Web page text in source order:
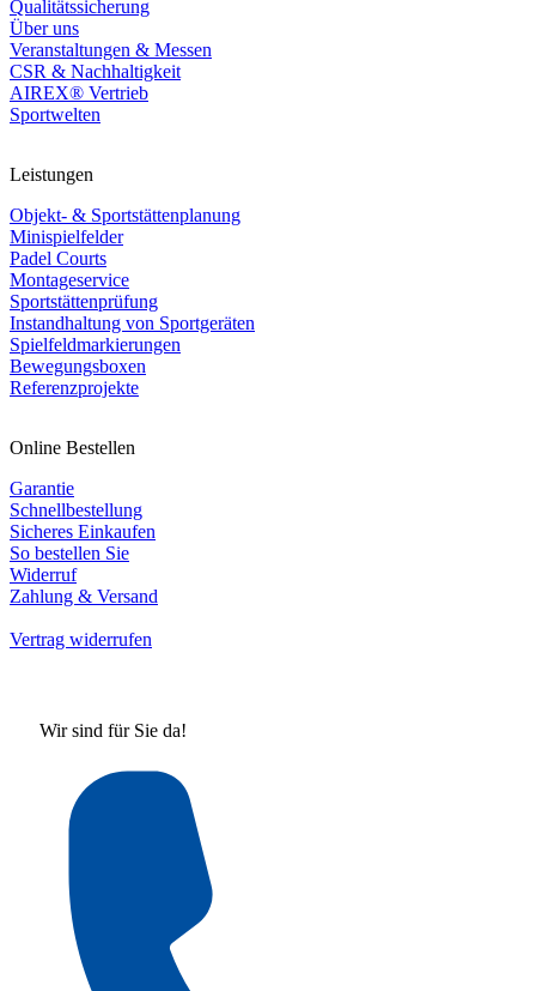
Qualitätssicherung
Über uns
Veranstaltungen & Messen
CSR & Nachhaltigkeit
AIREX® Vertrieb
Sportwelten
Leistungen
Objekt- & Sportstättenplanung
Minispielfelder
Padel Courts
Montageservice
Sportstättenprüfung
Instandhaltung von Sportgeräten
Spielfeldmarkierungen
Bewegungsboxen
Referenzprojekte
Online Bestellen
Garantie
Schnellbestellung
Sicheres Einkaufen
So bestellen Sie
Widerruf
Zahlung & Versand
Vertrag widerrufen
Wir sind für Sie da!